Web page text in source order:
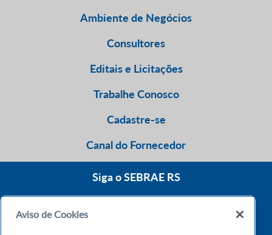
Ambiente de Negócios
Consultores
Editais e Licitações
Trabalhe Conosco
Cadastre-se
Canal do Fornecedor
Siga o SEBRAE RS
Aviso de Cookies